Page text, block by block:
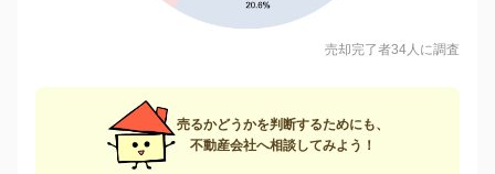
売却完了者34人に調査
売るかどうかを判断するためにも、
不動産会社へ相談してみよう！